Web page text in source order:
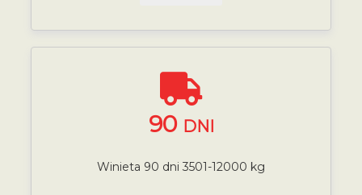
90 DNI
Winieta 90 dni 3501-12000 kg